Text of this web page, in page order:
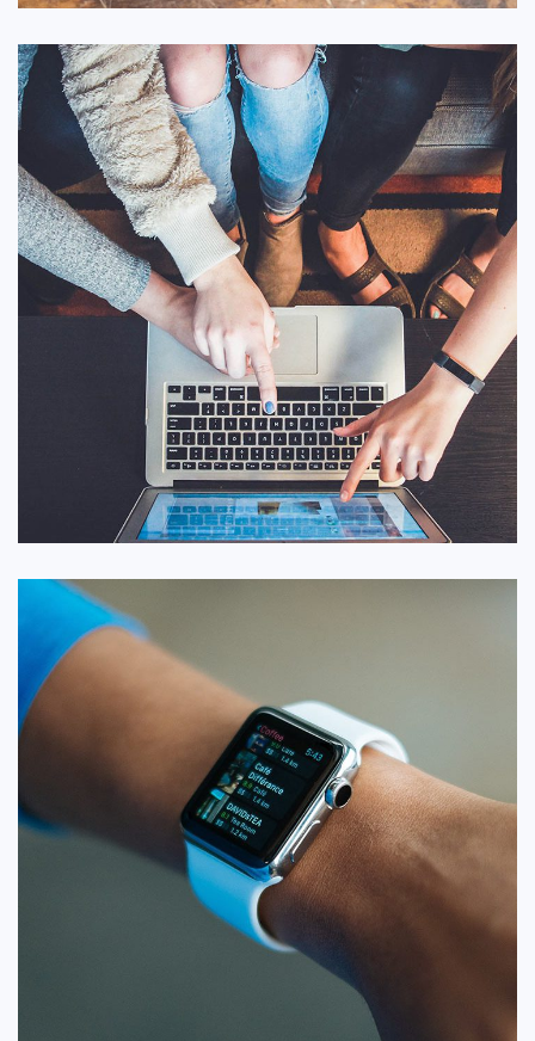
وب سایت تجارت الکترونیک
/ طراحی
طراحی ریسپانسیو
توسعه